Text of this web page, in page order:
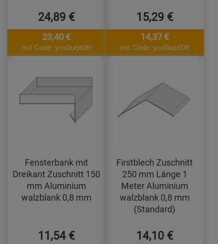
24,89 €
23,40 €
mit Code: yos0uq60fr
15,29 €
14,37 €
mit Code: yos0uq60fr
Fensterbank mit
Dreikant Zuschnitt 150
mm Aluminium
walzblank 0,8 mm
11,54 €
Firstblech Zuschnitt
250 mm Länge 1
Meter Aluminium
walzblank 0,8 mm
(Standard)
14,10 €